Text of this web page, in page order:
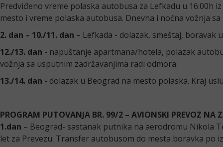
Predviđeno vreme polaska autobusa za Lefkadu u 16:00h
mesto i vreme polaska autobusa. Dnevna i noćna vožnja
2. dan – 10./11. dan – Lefkada - dolazak, smeštaj,
12./13. dan - napuštanje apartmana/hotela, polazak
vožnja sa usputnim zadržavanjima radi odmora.
13./14. dan - dolazak u Beograd na mesto polaska. Kraj
PROGRAM PUTOVANJA BR. 99/2 – AVIONSKI PREVOZ NA
1.dan – Beograd- sastanak putnika na aerodromu Nikola
let za Prevezu. Transfer autobusom do mesta boravka po